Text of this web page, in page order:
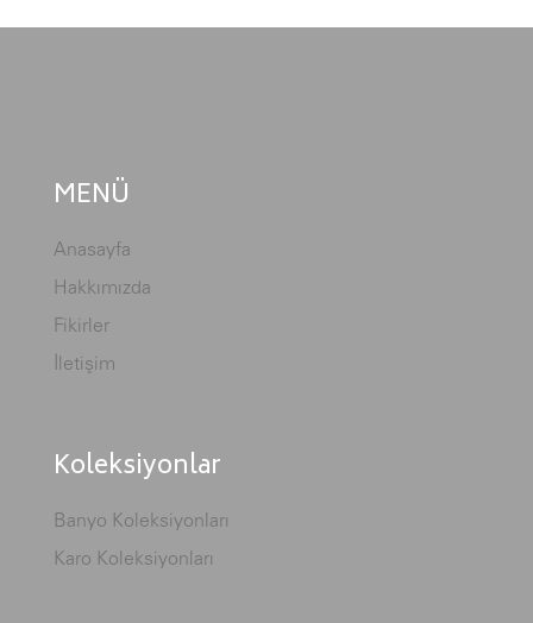
MENÜ
Anasayfa
Hakkımızda
Fikirler
İletişim
Koleksiyonlar
Banyo Koleksiyonları
Karo Koleksiyonları